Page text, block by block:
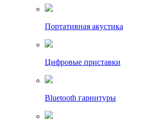
Портативная акустика
Цифровые приставки
Bluetooth гарнитуры